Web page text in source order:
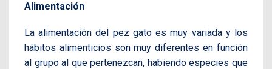
Alimentación
La alimentación del pez gato es muy variada y los
hábitos alimenticios son muy diferentes en función
al grupo al que pertenezcan, habiendo especies que